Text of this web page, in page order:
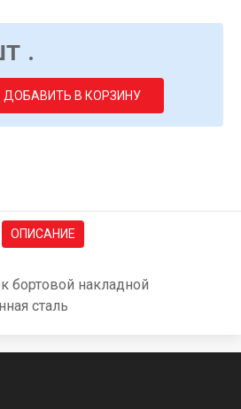
.
ДОБАВИТЬ В КОРЗИНУ
ОПИСАНИЕ
бортовой накладной
сталь